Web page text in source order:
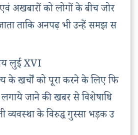
अखबारों को लोगों के बीच जोर
ताकि अनपढ़ भी उन्हें समझ स
लुई XVI
के खर्चों को पूरा करने के लिए फि
जाने की खबर से विशेषाधि
व्यवस्था के विरुद्ध गुस्सा भड़क उ